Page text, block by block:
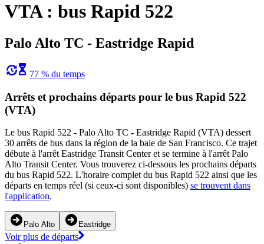
VTA : bus Rapid 522
Palo Alto TC - Eastridge Rapid
77 % du temps
Arrêts et prochains départs pour le bus Rapid 522
(VTA)
Le bus Rapid 522 - Palo Alto TC - Eastridge Rapid (VTA) dessert
30 arrêts de bus dans la région de la baie de San Francisco. Ce trajet
débute à l'arrêt Eastridge Transit Center et se termine à l'arrêt Palo
Alto Transit Center. Vous trouverez ci-dessous les prochains départs
du bus Rapid 522. L'horaire complet du bus Rapid 522 ainsi que les
départs en temps réel (si ceux-ci sont disponibles) se trouvent dans
l'application.
Palo Alto Eastridge
Voir plus de départs